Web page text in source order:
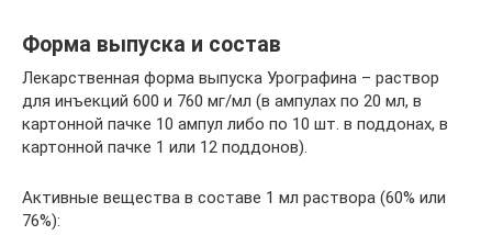
Форма выпуска и состав
Лекарственная форма выпуска Урографина – раствор
для инъекций 600 и 760 мг/мл (в ампулах по 20 мл, в
картонной пачке 10 ампул либо по 10 шт. в поддонах, в
картонной пачке 1 или 12 поддонов).
Активные вещества в составе 1 мл раствора (60% или
76%):